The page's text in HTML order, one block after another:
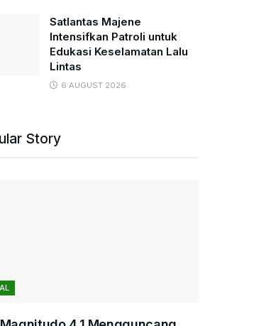
Satlantas Majene
Intensifkan Patroli untuk
Edukasi Keselamatan Lalu
Lintas
6 AUGUST 2026
Story